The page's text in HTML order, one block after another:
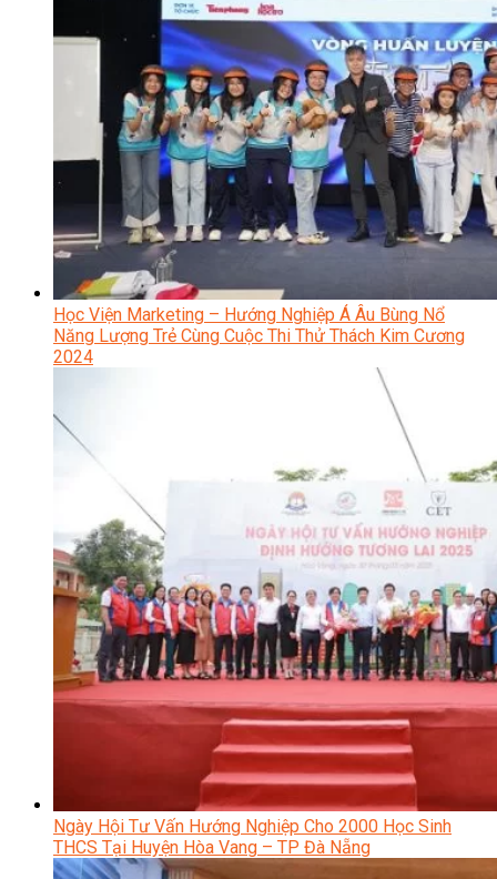
Học Viện Marketing – Hướng Nghiệp Á Âu Bùng Nổ
Năng Lượng Trẻ Cùng Cuộc Thi Thử Thách Kim Cương
2024
Ngày Hội Tư Vấn Hướng Nghiệp Cho 2000 Học Sinh
THCS Tại Huyện Hòa Vang – TP Đà Nẵng